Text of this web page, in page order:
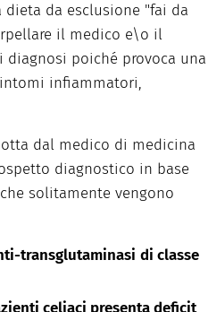
dieta da esclusione "fai da
il medico e\o il
poiché provoca una
infiammatori,
dal medico di medicina
diagnostico in base
solitamente vengono
transglutaminasi di classe